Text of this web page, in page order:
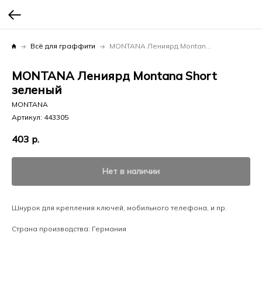
Всё для граффити MONTANA Лениярд Montana Short зеленый
MONTANA Лениярд Montana Short
зеленый
MONTANA
Артикул: 443305
403 р.
Нет в наличии
Шнурок для крепления ключей, мобильного телефона, и пр.
Страна производства: Германия